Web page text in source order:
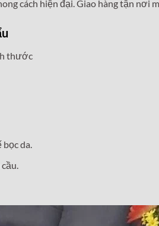
cách hiện đại. Giao hàng tận nơi
thước
bọc da.